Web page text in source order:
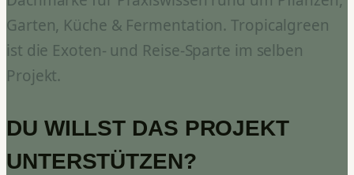
Garten, Küche & Fermentation. Tropicalgreen
ist die Exoten- und Reise-Sparte im selben
Projekt.
DU WILLST DAS PROJEKT
UNTERSTÜTZEN?